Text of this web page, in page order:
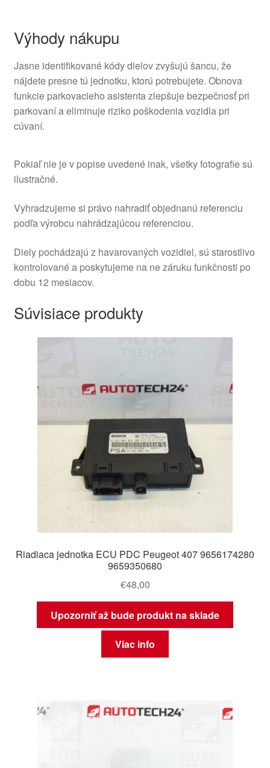
Výhody nákupu
Jasne identifikované kódy dielov zvyšujú šancu, že
nájdete presne tú jednotku, ktorú potrebujete. Obnova
funkcie parkovacieho asistenta zlepšuje bezpečnosť pri
parkovaní a eliminuje riziko poškodenia vozidla pri
cúvaní.
Pokiaľ nie je v popise uvedené inak, všetky fotografie sú
ilustračné.
Vyhradzujeme si právo nahradiť objednanú referenciu
podľa výrobcu nahrádzajúcou referenciou.
Diely pochádzajú z havarovaných vozidiel, sú starostlivo
kontrolované a poskytujeme na ne záruku funkčnosti po
dobu 12 mesiacov.
Súvisiace produkty
Riadiaca jednotka ECU PDC Peugeot 407 9656174280
9659350680
€48,00
Upozorniť až bude produkt na sklade
Viac info